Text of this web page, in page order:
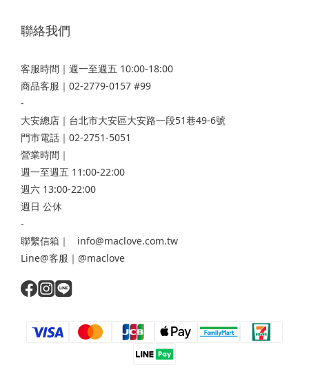
聯絡我們
客服時間｜週一至週五 10:00-18:00
商品客服｜02-2779-0157 #99
-
大安總店 ｜台北市大安區大安路一段51巷49-6號
門市電話｜02-2751-5051
營業時間｜
週一至週五 11:00-22:00
週六 13:00-22:00
週日 公休
-
聯繫信箱｜ info@maclove.com.tw
Line@客服｜@maclove